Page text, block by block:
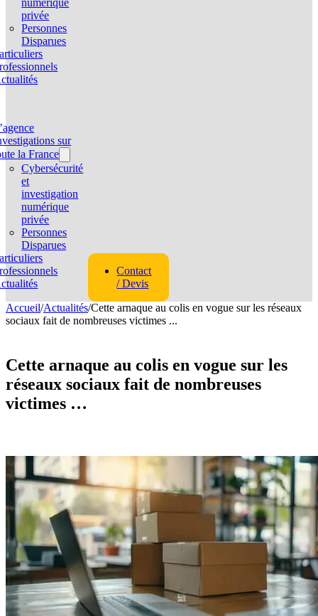
numérique
privée
Personnes
Disparues
sur
la France
Cybersécurité
et
investigation
numérique
privée
Personnes
Disparues
Contact
/ Devis
Accueil/Actualités/Cette arnaque au colis en vogue sur les réseaux
sociaux fait de nombreuses victimes ...
Cette arnaque au colis en vogue sur les
réseaux sociaux fait de nombreuses
victimes …